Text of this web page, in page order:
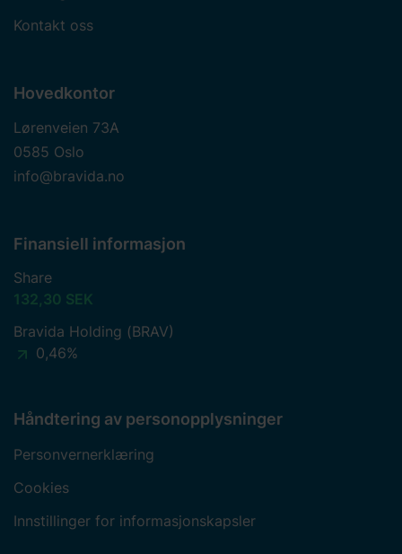
Kontakt oss
Hovedkontor
Lørenveien 73A
0585 Oslo
info@bravida.no
Finansiell informasjon
Share
132,30 SEK
Bravida Holding (BRAV)
0,46%
Håndtering av personopplysninger
Personvernerklæring
Cookies
Innstillinger for informasjonskapsler